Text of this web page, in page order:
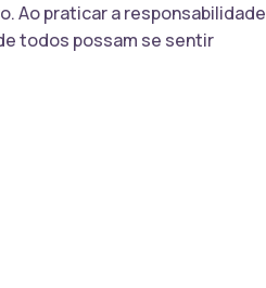
Ao praticar a responsabilidade
todos possam se sentir